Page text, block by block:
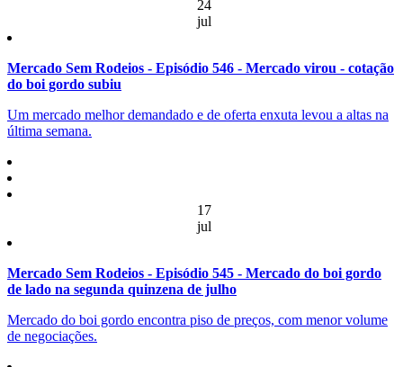
24
jul
Mercado Sem Rodeios - Episódio 546 - Mercado virou - cotação
do boi gordo subiu
Um mercado melhor demandado e de oferta enxuta levou a altas na
última semana.
17
jul
Mercado Sem Rodeios - Episódio 545 - Mercado do boi gordo
de lado na segunda quinzena de julho
Mercado do boi gordo encontra piso de preços, com menor volume
de negociações.